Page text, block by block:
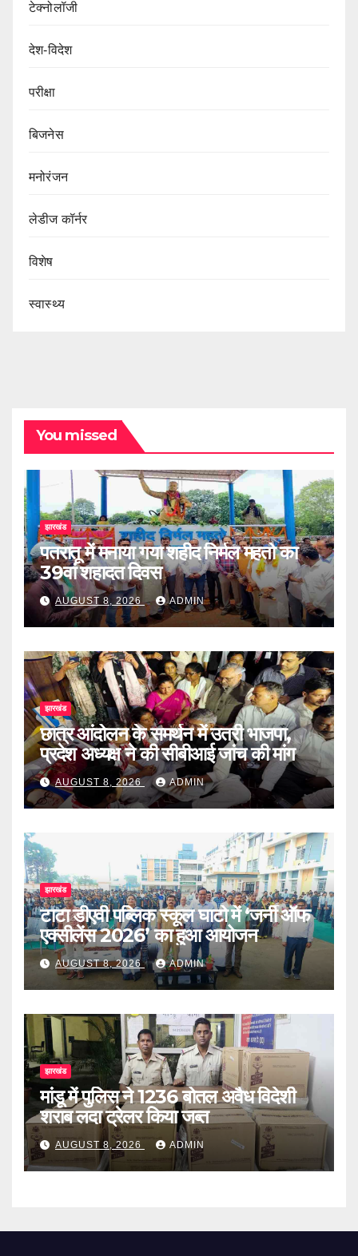
टेक्नोलॉजी
देश-विदेश
परीक्षा
बिजनेस
मनोरंजन
लेडीज कॉर्नर
विशेष
स्वास्थ्य
You missed
झारखंड
पतरातू में मनाया गया शहीद निर्मल महतो का
39वां शहादत दिवस
AUGUST 8, 2026 ADMIN
झारखंड
छात्र आंदोलन के समर्थन में उतरी भाजपा,
प्रदेश अध्यक्ष ने की सीबीआई जांच की मांग
AUGUST 8, 2026 ADMIN
झारखंड
टाटा डीएवी पब्लिक स्कूल घाटो में ‘जर्नी ऑफ
एक्सीलेंस 2026’ का हुआ आयोजन
AUGUST 8, 2026 ADMIN
झारखंड
मांडू में पुलिस ने 1236 बोतल अवैध विदेशी
शराब लदा ट्रेलर किया जब्त
AUGUST 8, 2026 ADMIN